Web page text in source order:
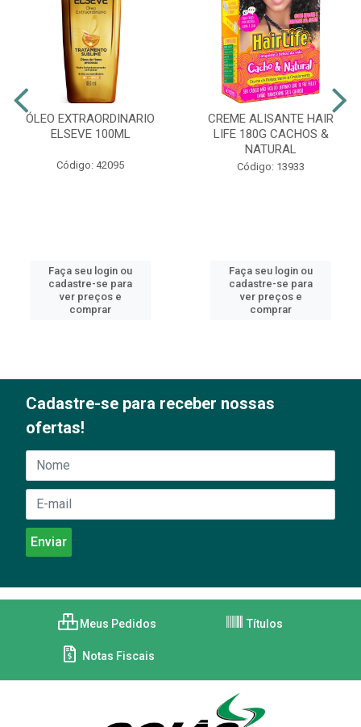
ÓLEO EXTRAORDINARIO
ELSEVE 100ML
Código: 42095
Faça seu login ou
cadastre-se para
ver preços e
comprar
CREME ALISANTE HAIR
LIFE 180G CACHOS &
NATURAL
Código: 13933
Faça seu login ou
cadastre-se para
ver preços e
comprar
Cadastre-se para receber nossas
ofertas!
Meus Pedidos Títulos
Notas Fiscais